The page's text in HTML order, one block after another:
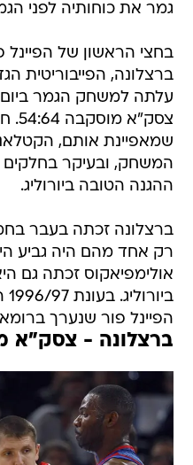
גמר את כוחותיה לפני
בחצי הראשון של
ברצלונה, הפייבוריטית
עלתה למשחק הגמר
שמאפיינת אותם,
המשחק, ובעיקר בחלקים
ההגנה הטובה ביורוליג.
ברצלונה זכתה בעבר
אולימפיאקוס זכתה גם
הפיינל פור שנערך
ברצלונה - צסק"א